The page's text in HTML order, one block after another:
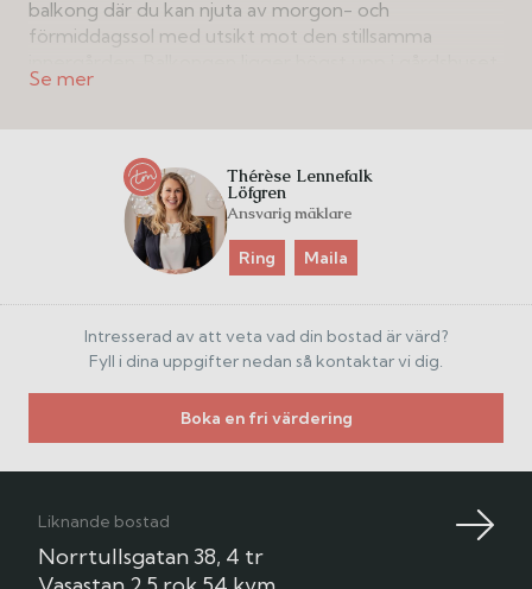
balkong där du kan njuta av morgon- och
förmiddagssol med utsikt mot den stillsamma
med himlen som granne. Bostaden är ytterst
sovrum med bra klädförvaring. Rymligt och
funktionellt badrum med tvättmaskin. Väl tilltagen
klädkammare/förråd i hallen för all tänkbar förvaring
samt nyttjanderätt till ett vindsförråd om 4 kvm.
BRF som äger marken. Bastu och relaxrum samt en
trevlig innergård med utemöbler finns att nyttja för
medlemmarna.
värdesätter en central och bekväm livsstil i ett lugnt
och charmigt område, mitt i Vasastan. Närhet till alla
kommunikationer; bussar, tunnelbana och pendeltåg.
Restauranger, caféer, butiker, gym, service och
grönområden. Välkommen hem!
Thérèse Lennefalk
Löfgren
Ansvarig mäklare
Ring Maila
Intresserad av att veta vad din bostad är värd?
Fyll i dina uppgifter nedan så kontaktar vi dig.
Boka en fri värdering
Liknande bostad
Norrtullsgatan 38, 4 tr